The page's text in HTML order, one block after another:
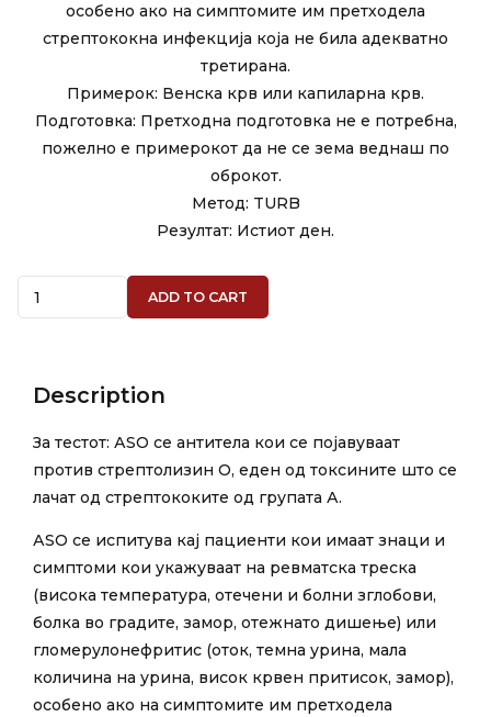
особено ако на симптомите им претходела
стрептококна инфекција која не била адекватно
третирана.
Примерок: Венска крв или капиларна крв.
Подготовка: Претходна подготовка не е потребна,
пожелно е примерокот да не се зема веднаш по
оброкот.
Метод: TURB
Резултат: Истиот ден.
Quantity ADD TO CART
Description
За тестот: АЅО се антитела кои се појавуваат
против стрептолизин О, еден од токсините што се
лачат од стрептококите од групата А.
АSО се испитува кај пациенти кои имаат знаци и
симптоми кои укажуваат на ревматска треска
(висока температура, отечени и болни зглобови,
болка во градите, замор, отежнато дишење) или
гломерулонефритис (оток, темна урина, мала
количина на урина, висок крвен притисок, замор),
особено ако на симптомите им претходела